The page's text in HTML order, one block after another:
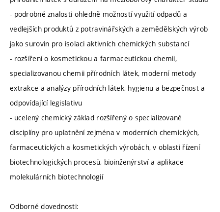
- podrobné znalosti ohledně možností využití odpadů a
vedlejších produktů z potravinářských a zemědělských výrob
jako surovin pro isolaci aktivních chemických substancí
- rozšíření o kosmetickou a farmaceutickou chemii,
specializovanou chemii přírodních látek, moderní metody
extrakce a analýzy přírodních látek, hygienu a bezpečnost a
odpovídající legislativu
- ucelený chemický základ rozšířený o specializované
disciplíny pro uplatnění zejména v moderních chemických,
farmaceutických a kosmetických výrobách, v oblasti řízení
biotechnologických procesů, bioinženýrství a aplikace
molekulárních biotechnologií
Odborné dovednosti: